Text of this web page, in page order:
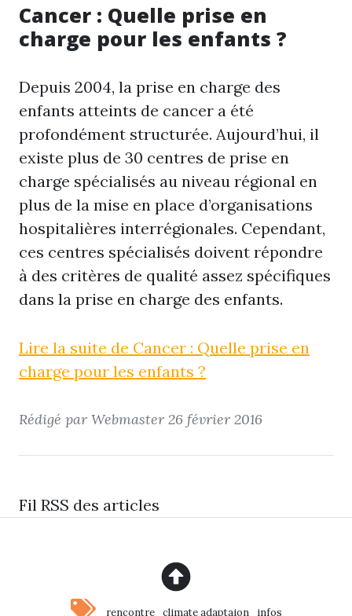
Cancer : Quelle prise en
charge pour les enfants ?
Depuis 2004, la prise en charge des
enfants atteints de cancer a été
profondément structurée. Aujourd’hui, il
existe plus de 30 centres de prise en
charge spécialisés au niveau régional en
plus de la mise en place d’organisations
hospitalières interrégionales. Cependant,
ces centres spécialisés doivent répondre
à des critères de qualité assez spécifiques
dans la prise en charge des enfants.
Lire la suite de Cancer : Quelle prise en
charge pour les enfants ?
Rédigé par Webmaster 26 février 2016
Fil RSS des articles
rencontre climate adaptaion infos